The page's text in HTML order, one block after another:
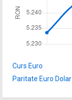
Curs Euro
Paritate Euro Dolar